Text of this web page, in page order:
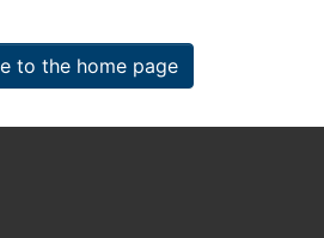
to the home page